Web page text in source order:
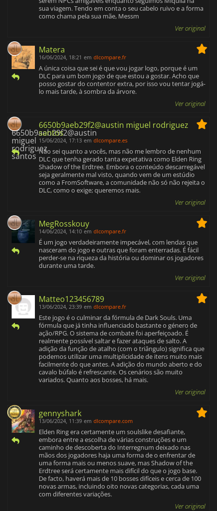
sua viagem. Tendo em conta o seu cabelo ruivo e a forma
como chama pela sua mãe, Messm
Ver original
Matera
16/06/2024, 18:21 em dlcompare.fr
A única coisa que sei é que vou jogar logo, porque é um
DLC para um bom jogo de que estou a gostar. Acho que
posso gostar do contentor extra, por isso vou tentar jogá-
lo mais tarde, à sombra da árvore.
Ver original
6650b9aeb29f2@austin miguel rodriguez
santos
15/06/2024, 17:13 em dlcompare.es
Não sei quanto a vocês, mas não me lembro de nenhum
DLC que tenha gerado tanta expetativa como Elden Ring
Shadow of the Erdtree. Embora o conteúdo descarregável
seja geralmente mal visto, quando vem de um estúdio
como a FromSoftware, a comunidade não só não rejeita o
DLC, como o exige; queremos mais.
Ver original
MegRosskouy
14/06/2024, 14:10 em dlcompare.fr
É um jogo verdadeiramente impecável, com lendas que
nasceram do jogo e outras que foram enterradas. É fácil
perder-se na riqueza da história ou dominar os jogadores
durante uma tarde.
Ver original
Matteo123456789
13/06/2024, 23:39 em dlcompare.fr
Este jogo é o culminar da fórmula de Dark Souls. Uma
fórmula que já tinha influenciado bastante o género de
ação/RPG. O sistema de combate foi aperfeiçoado. É
realmente possível saltar e fazer ataques de salto. A
adição da função de atalho (com o triângulo) significa que
podemos utilizar uma multiplicidade de itens muito mais
facilmente do que antes. A adição do mundo aberto e do
cavalo búfalo é refrescante. Os cenários são muito
variados. Quanto aos bosses, há mais.
Ver original
gennyshark
13/06/2024, 11:39 em dlcompare.com
Elden Ring era certamente um soulslike desafiante,
embora entre a escolha de várias construções e um
caminho de descoberta do Interregnum deixado nas
mãos dos jogadores haja uma forma de o enfrentar de
uma forma mais ou menos suave, mas Shadow of the
Erdtree será certamente mais difícil do que o jogo base.
De facto, haverá mais de 10 bosses difíceis e cerca de 100
novas armas, incluindo oito novas categorias, cada uma
com diferentes variações.
Ver original